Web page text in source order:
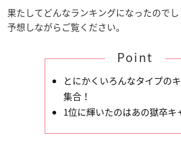
果たしてどんなランキングになったので
予想しながらご覧ください。
Point
とにかくいろんなタイプの
集合！
1位に輝いたのはあの獄卒キ